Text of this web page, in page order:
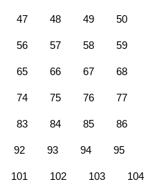
47 48 49 50
56 57 58 59
65 66 67 68
74 75 76 77
83 84 85 86
92 93 94 95
101 102 103 104